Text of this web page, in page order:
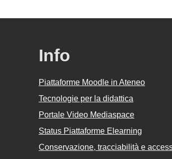
Info
Piattaforme Moodle in Ateneo
Tecnologie per la didattica
Portale Video Mediaspace
Status Piattaforme Elearning
Conservazione, tracciabilità e